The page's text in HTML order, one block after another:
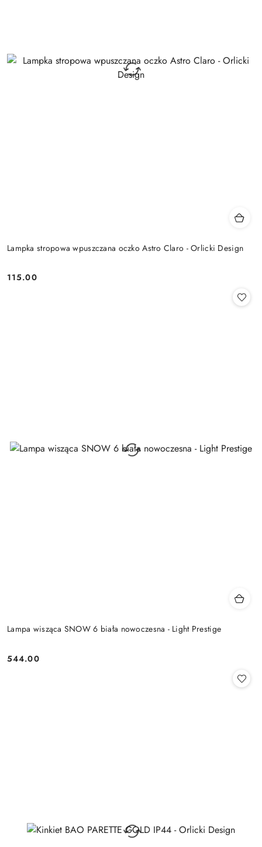
Lampka stropowa wpuszczana oczko Astro Claro - Orlicki Design
Cena:
115.00
Lampa wisząca SNOW 6 biała nowoczesna - Light Prestige
Cena:
544.00